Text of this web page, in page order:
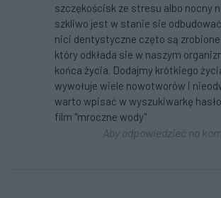
szczękościsk ze stresu albo nocny
szkliwo jest w stanie sie
nici dentystyczne częto są
który odkłada sie w naszym
końca życia. Dodajmy krótkiego
wywołuje wiele nowotworów i
warto wpisać w wyszukiwarkę
film "mroczne wody"
Aby odpowiedzieć na